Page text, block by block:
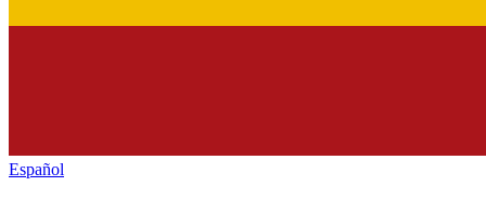
Español